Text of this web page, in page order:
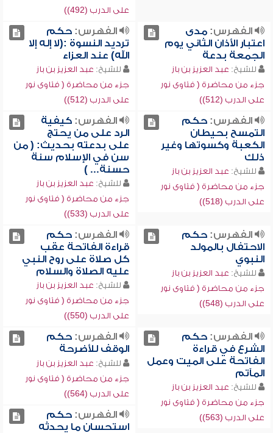
على الدرب (492))
الفهرس:مدى
اعتبار الأذان الثاني يوم
الجمعة بدعة
للشيخ: عبد العزيز بن باز
جزء من محاضرة ( فتاوى نور
على الدرب (512))
الفهرس:حكم
ترديد النسوة :(لا إله إلا
الله) عند العزاء
للشيخ: عبد العزيز بن باز
جزء من محاضرة ( فتاوى نور
على الدرب (512))
الفهرس:حكم
التمسح بحيطان
الكعبة وكسوتها وغير
ذلك
للشيخ: عبد العزيز بن باز
جزء من محاضرة ( فتاوى نور
على الدرب (518))
الفهرس:كيفية
الرد على من يحتج
على بدعته بحديث: ( من
سن في الإسلام سنة
حسنة... )
للشيخ: عبد العزيز بن باز
جزء من محاضرة ( فتاوى نور
على الدرب (533))
الفهرس:حكم
الاحتفال بالمولد
النبوي
للشيخ: عبد العزيز بن باز
جزء من محاضرة ( فتاوى نور
على الدرب (548))
الفهرس:حكم
قراءة الفاتحة عقب
كل صلاة على روح النبي
عليه الصلاة والسلام
للشيخ: عبد العزيز بن باز
جزء من محاضرة ( فتاوى نور
على الدرب (550))
الفهرس:حكم
الشرع في قراءة
الفاتحة على الميت وعمل
المآتم
للشيخ: عبد العزيز بن باز
جزء من محاضرة ( فتاوى نور
على الدرب (563))
الفهرس:حكم
الوقف للأضرحة
للشيخ: عبد العزيز بن باز
جزء من محاضرة ( فتاوى نور
على الدرب (564))
الفهرس:حكم
استحسان ما يحدثه